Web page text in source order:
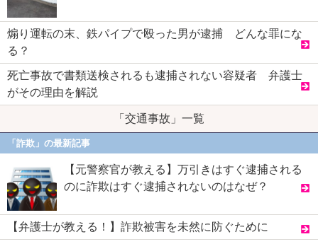
煽り運転の末、鉄パイプで殴った男が逮捕 どんな罪にな
る？
死亡事故で書類送検されるも逮捕されない容疑者 弁護士
がその理由を解説
「交通事故」一覧
「詐欺」の最新記事
【元警察官が教える】万引きはすぐ逮捕される
のに詐欺はすぐ逮捕されないのはなぜ？
【弁護士が教える！】詐欺被害を未然に防ぐために